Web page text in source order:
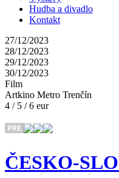
Hudba a divadlo
Kontakt
27/12/2023
28/12/2023
29/12/2023
30/12/2023
Film
Artkino Metro Trenčín
4 / 5 / 6 eur
ČESKO-